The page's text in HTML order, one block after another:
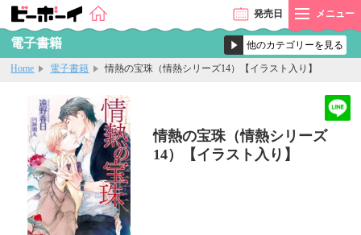
発売日 メニュー
電子書籍
Home 電子書籍 情熱の宝珠（情熱シリーズ14）【イラスト入り】
情熱の宝珠（情熱シリーズ
14）【イラスト入り】